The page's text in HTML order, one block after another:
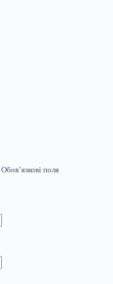
Обов’язкові поля